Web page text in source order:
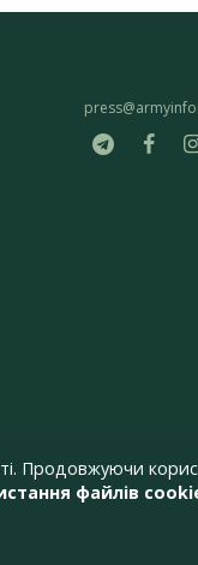
Продовжуючи
файлів